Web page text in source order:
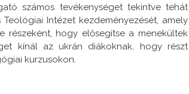
számos tevékenységet tekintve tehát
Intézet kezdeményezését, amely
részeként, hogy elősegítse a menekültek
kínál az ukrán diákoknak, hogy részt
kurzusokon.